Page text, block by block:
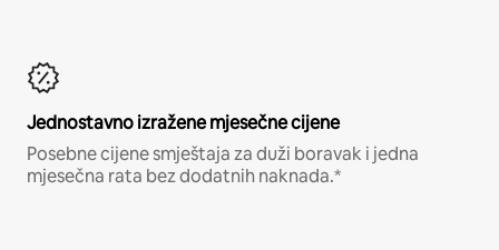
Jednostavno izražene mjesečne cijene
Posebne cijene smještaja za duži boravak i jedna
mjesečna rata bez dodatnih naknada.*